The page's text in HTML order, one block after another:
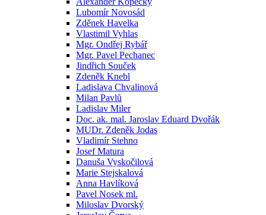
Lubomír Novosád
Zděnek Havelka
Vlastimil Vyhlas
Mgr. Ondřej Rybář
Mgr. Pavel Pechanec
Jindřich Souček
Zdeněk Knebl
Ladislava Chvalinová
Milan Pavlů
Ladislav Miler
Doc. ak. mal. Jaroslav Eduard Dvořák
MUDr. Zdeněk Jodas
Vladimír Stehno
Josef Matura
Danuša Vyskočilová
Marie Stejskalová
Anna Havlíková
Pavel Nosek ml.
Miloslav Dvorský